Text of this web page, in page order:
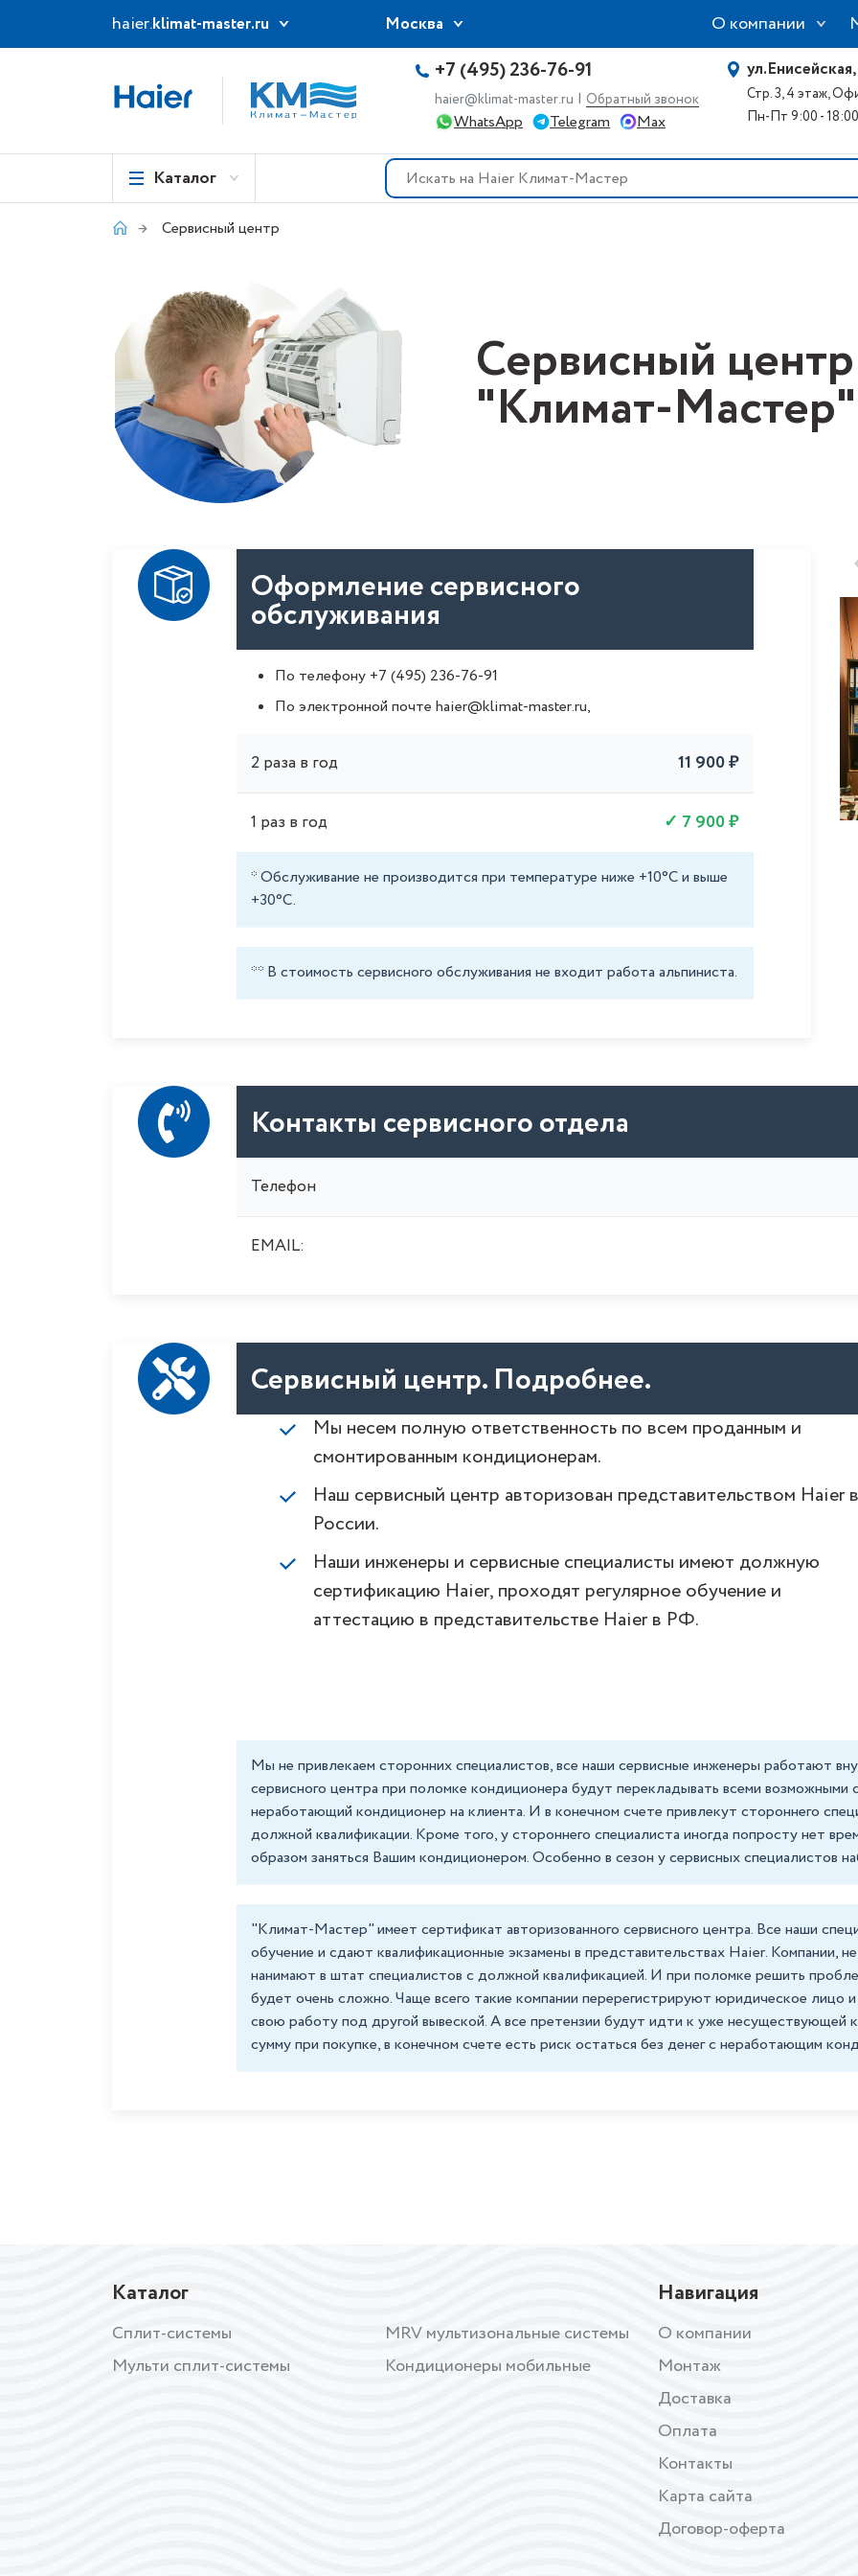
haier.klimat-master.ru Москва О компании
+7 (495) 236-76-91
haier@klimat-master.ru | Обратный звонок
WhatsApp Telegram Max
Стр. 3, 4 этаж,
Пн-Пт 9:00 - 18:00
Каталог
Сервисный центр
Сервисный центр
"Климат-Мастер"
Оформление сервисного
обслуживания
По телефону +7 (495) 236-76-91
По электронной почте haier@klimat-master.ru,
2 раза в год 11 900 ₽
1 раз в год 7 900 ₽
* Обслуживание не производится при температуре ниже +10°C и выше
+30°С.
** В стоимость сервисного обслуживания не входит работа альпиниста.
Контакты сервисного отдела
Телефон
EMAIL:
Сервисный центр. Подробнее.
Мы несем полную ответственность по всем проданным и
смонтированным кондиционерам.
Наш сервисный центр авторизован представительством Haier в
России.
Наши инженеры и сервисные специалисты имеют должную
сертификацию Haier, проходят регулярное обучение и
аттестацию в представительстве Haier в РФ.
Мы не привлекаем сторонних специалистов, все наши сервисные инженеры работают
сервисного центра при поломке кондиционера будут перекладывать всеми возможными
неработающий кондиционер на клиента. И в конечном счете привлекут стороннего
должной квалификации. Кроме того, у стороннего специалиста иногда попросту нет
образом заняться Вашим кондиционером. Особенно в сезон у сервисных специалистов
"Климат-Мастер" имеет сертификат авторизованного сервисного центра. Все наши
обучение и сдают квалификационные экзамены в представительствах Haier. Компании,
нанимают в штат специалистов с должной квалификацией. И при поломке решить
будет очень сложно. Чаще всего такие компании перерегистрируют юридическое лицо
свою работу под другой вывеской. А все претензии будут идти к уже несуществующей
сумму при покупке, в конечном счете есть риск остаться без денег с неработающим
Каталог
Сплит-системы
Мульти сплит-системы
MRV мультизональные системы
Кондиционеры мобильные
Навигация
О компании
Монтаж
Доставка
Оплата
Контакты
Карта сайта
Договор-оферта